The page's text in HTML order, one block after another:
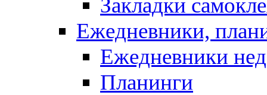
Закладки
Ежедневники,
Ежедневники
Планинги